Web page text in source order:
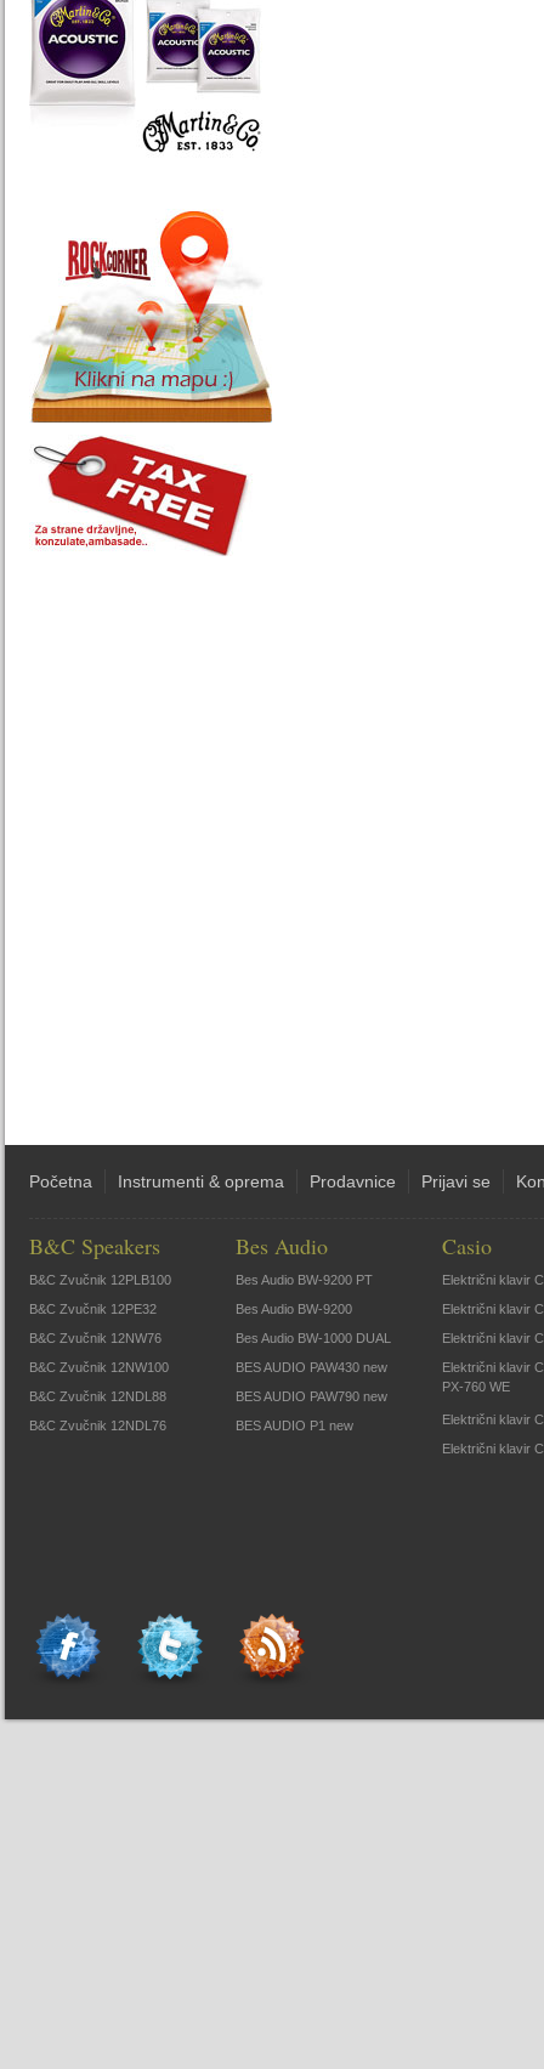
Početna Instrumenti & oprema Prodavnice Prijavi se
B&C Speakers
B&C Zvučnik 12PLB100
B&C Zvučnik 12PE32
B&C Zvučnik 12NW76
B&C Zvučnik 12NW100
B&C Zvučnik 12NDL88
B&C Zvučnik 12NDL76
Bes Audio
Bes Audio BW-9200 PT
Bes Audio BW-9200
Bes Audio BW-1000 DUAL
BES AUDIO PAW430 new
BES AUDIO PAW790 new
BES AUDIO P1 new
Casio
Električni klavir
Električni klavir
Električni klavir
Električni klavir
PX-760 WE
Električni klavir
Električni klavir